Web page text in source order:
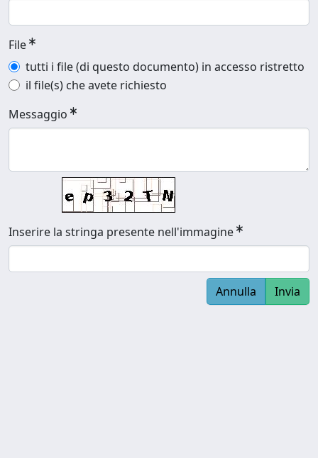
File
tutti i file (di questo documento) in accesso ristretto
il file(s) che avete richiesto
Messaggio
Inserire la stringa presente nell'immagine
Annulla Invia